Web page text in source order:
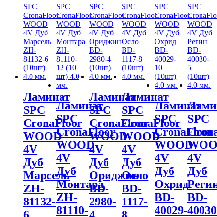
Ламинат
SPC
CronaFloor
WOOD
4V
Дуб
Марсель
ZH-
81132-
6
Ламинат
SPC
CronaFloor
WOOD
4V
Дуб
Монтара
ZH-
81110-
Ламинат
SPC
CronaFloor
WOOD
4V
Дуб
Ориджин
BD-
2980-
4
Ламинат
SPC
CronaFloor
WOOD
4V
Дуб
Осло
BD-
1117-
8
Ламинат
SPC
CronaFloor
WOOD
4V
Дуб
Охрид
BD-
40029-
SPC
4V
Дуб
BD-